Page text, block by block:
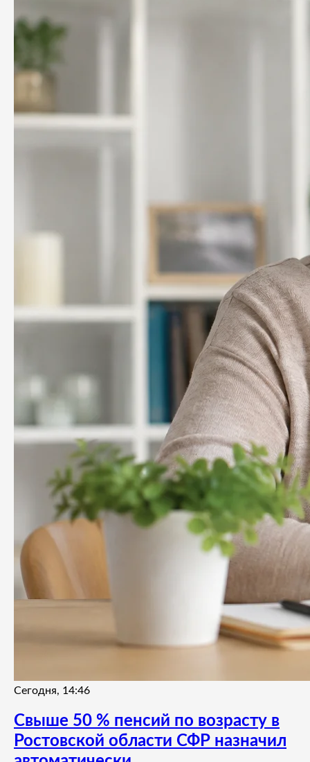
Сегодня, 14:46
Свыше 50 % пенсий по возрасту в
Ростовской области СФР назначил